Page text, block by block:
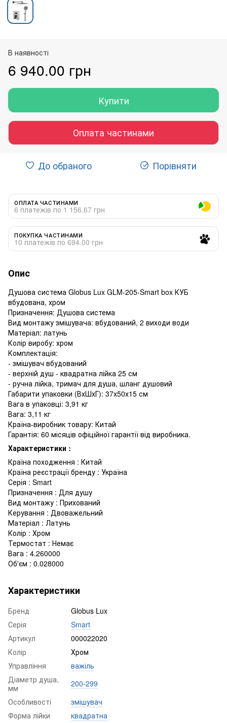
В наявності
6 940.00 грн
Купити
Оплата частинами
До обраного Порівняти
ОПЛАТА ЧАСТИНАМИ
6 платежів по 1 156.67 грн
ПОКУПКА ЧАСТИНАМИ
10 платежів по 694.00 грн
Опис
Душова система Globus Lux GLM-205-Smart box КУБ
вбудована, хром
Призначення: Душова система
Вид монтажу змішувача: вбудований, 2 виходи води
Матеріал: латунь
Колір виробу: хром
Комплектація:
- змішувач вбудований
- верхній душ - квадратна лійка 25 см
- ручна лійка, тримач для душа, шланг душовий
Габарити упаковки (ВхШхГ): 37х50х15 см
Вага в упаковці: 3,91 кг
Вага: 3,11 кг
Країна-виробник товару: Китай
Гарантія: 60 місяців офіційної гарантії від виробника.
Характеристики :
Країна походження : Китай
Країна реєстрації бренду : Україна
Серія : Smart
Призначення : Для душу
Вид монтажу : Прихований
Керування : Двоважельний
Матеріал : Латунь
Колір : Хром
Термостат : Немає
Вага : 4.260000
Об'єм : 0.028000
Характеристики
Бренд
Globus Lux
Серія
Smart
Артикул
000022020
Колір
Хром
Управління
важіль
Діаметр душа,
мм
200-299
Особливості
змішувач
Форма лійки
квадратна